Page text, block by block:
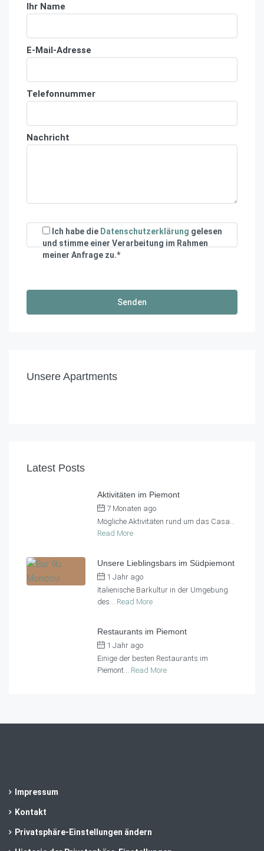
Ihr Name
E-Mail-Adresse
Telefonnummer
Nachricht
Ich habe die Datenschutzerklärung gelesen
und stimme einer Verarbeitung im Rahmen
meiner Anfrage zu.*
Unsere Apartments
1 1 2
Casa al Tanaro – Hausteil 1
Latest Posts
Aktivitäten im Piemont
7 Monaten ago
Mögliche Aktivitäten rund um das Casa...
Read More
Unsere Lieblingsbars im Südpiemont
1 Jahr ago
Italienische Barkultur in der Umgebung
des... Read More
Restaurants im Piemont
1 Jahr ago
Einige der besten Restaurants im
Piemont... Read More
Impressum
Kontakt
Privatsphäre-Einstellungen ändern